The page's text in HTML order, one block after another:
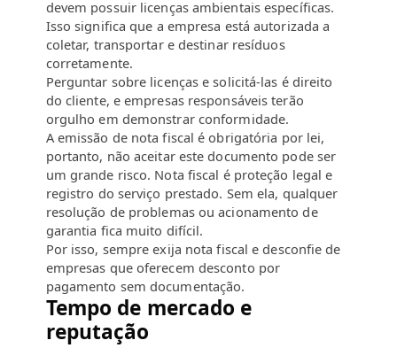
devem possuir licenças ambientais específicas.
Isso significa que a empresa está autorizada a
coletar, transportar e destinar resíduos
corretamente.
Perguntar sobre licenças e solicitá-las é direito
do cliente, e empresas responsáveis terão
orgulho em demonstrar conformidade.
A emissão de nota fiscal é obrigatória por lei,
portanto, não aceitar este documento pode ser
um grande risco. Nota fiscal é proteção legal e
registro do serviço prestado. Sem ela, qualquer
resolução de problemas ou acionamento de
garantia fica muito difícil.
Por isso, sempre exija nota fiscal e desconfie de
empresas que oferecem desconto por
pagamento sem documentação.
Tempo de mercado e
reputação